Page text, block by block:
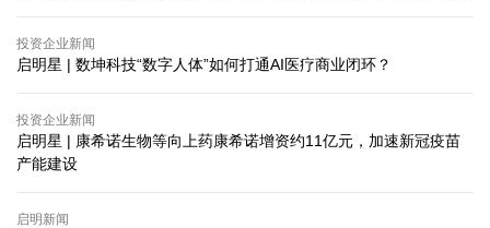
投资企业新闻
启明星 | 数坤科技“数字人体”如何打通AI医疗商业闭环？
投资企业新闻
启明星 | 康希诺生物等向上药康希诺增资约11亿元，加速新冠疫苗
产能建设
启明新闻